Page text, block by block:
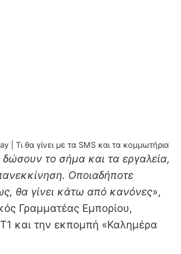
| Τι θα γίνει με τα SMS και τα κομμωτήρια
δώσουν το σήμα και τα εργαλεία,
Οποιαδήποτε
θα γίνει κάτω από κανόνες»,
Γραμματέας Εμπορίου,
και την εκπομπή «Καλημέρα